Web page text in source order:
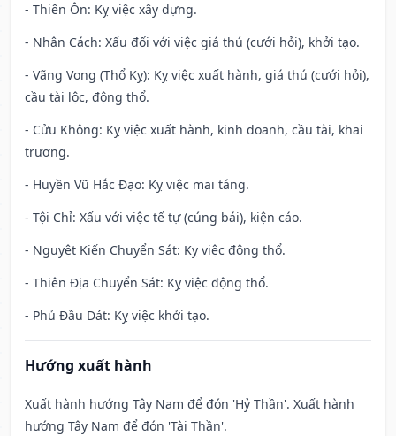
- Thiên Ôn: Kỵ việc xây dựng.
- Nhân Cách: Xấu đối với việc giá thú (cưới hỏi), khởi tạo.
- Vãng Vong (Thổ Kỵ): Kỵ việc xuất hành, giá thú (cưới hỏi),
cầu tài lộc, động thổ.
- Cửu Không: Kỵ việc xuất hành, kinh doanh, cầu tài, khai
trương.
- Huyền Vũ Hắc Đạo: Kỵ việc mai táng.
- Tội Chỉ: Xấu với việc tế tự (cúng bái), kiện cáo.
- Nguyệt Kiến Chuyển Sát: Kỵ việc động thổ.
- Thiên Địa Chuyển Sát: Kỵ việc động thổ.
- Phủ Đầu Dát: Kỵ việc khởi tạo.
Hướng xuất hành
Xuất hành hướng Tây Nam để đón 'Hỷ Thần'. Xuất hành
hướng Tây Nam để đón 'Tài Thần'.